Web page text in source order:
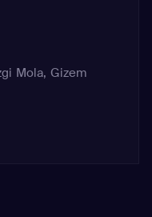
Mola, Gizem